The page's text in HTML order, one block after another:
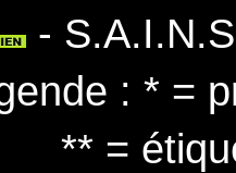
-
: * =
** =